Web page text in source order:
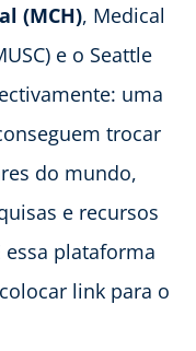
(MCH), Medical
e o Seattle
uma
trocar
do mundo,
e recursos
essa plataforma
link para o